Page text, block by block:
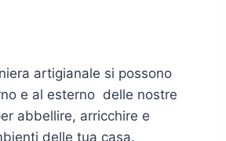
artigianale si possono
e al esterno delle nostre
abbellire, arricchire e
delle tua casa.